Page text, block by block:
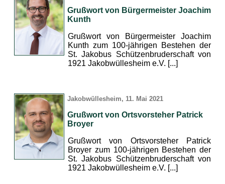
Grußwort von Bürgermeister Joachim
Kunth
Grußwort von Bürgermeister Joachim
Kunth zum 100-jährigen Bestehen der
St. Jakobus Schützenbruderschaft von
1921 Jakobwüllesheim e.V. [...]
Jakobwüllesheim, 11. Mai 2021
Grußwort von Ortsvorsteher Patrick
Broyer
Grußwort von Ortsvorsteher Patrick
Broyer zum 100-jährigen Bestehen der
St. Jakobus Schützenbruderschaft von
1921 Jakobwüllesheim e.V. [...]